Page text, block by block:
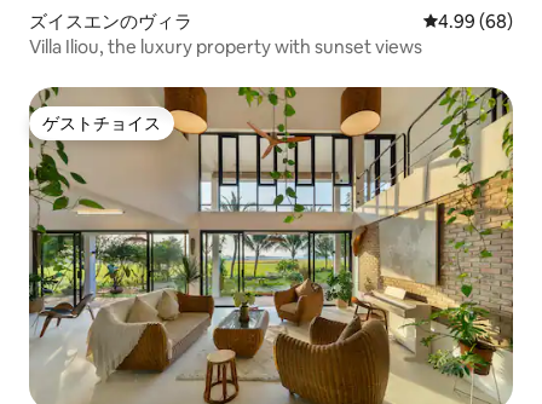
ズイスエンのヴィラ レビュー68件
4.99 (68)
Villa Iliou, the luxury property with sunset views
ゲストチョイス
ゲストチョイス